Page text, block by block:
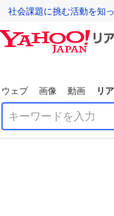
社会課題に挑む活動を知
ウェブ 画像 動画 リ